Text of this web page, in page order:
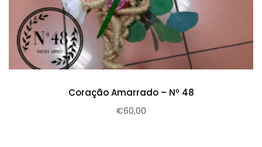
Coração Amarrado – Nº 48
€60,00